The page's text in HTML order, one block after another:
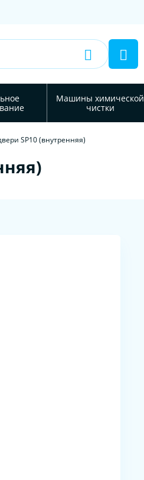
Машины химической
чистки
SP10 (внутренняя)